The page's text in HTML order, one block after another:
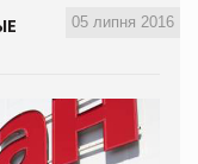
05 липня 2016